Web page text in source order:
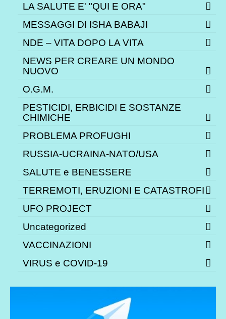
LA SALUTE E' "QUI E ORA"
MESSAGGI DI ISHA BABAJI
NDE – VITA DOPO LA VITA
NEWS PER CREARE UN MONDO
NUOVO
O.G.M.
PESTICIDI, ERBICIDI E SOSTANZE
CHIMICHE
PROBLEMA PROFUGHI
RUSSIA-UCRAINA-NATO/USA
SALUTE e BENESSERE
TERREMOTI, ERUZIONI E CATASTROFI
UFO PROJECT
Uncategorized
VACCINAZIONI
VIRUS e COVID-19